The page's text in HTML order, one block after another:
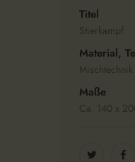
Titel
Stierkampf
Material,
Maße
Ca. 140 x